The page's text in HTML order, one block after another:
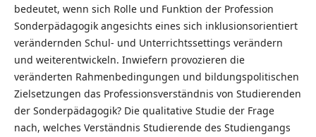
bedeutet, wenn sich Rolle und Funktion der Profession
Sonderpädagogik angesichts eines sich inklusionsorientiert
verändernden Schul- und Unterrichtssettings verändern
und weiterentwickeln. Inwiefern provozieren die
veränderten Rahmenbedingungen und bildungspolitischen
Zielsetzungen das Professionsverständnis von Studierenden
der Sonderpädagogik? Die qualitative Studie der Frage
nach, welches Verständnis Studierende des Studiengangs